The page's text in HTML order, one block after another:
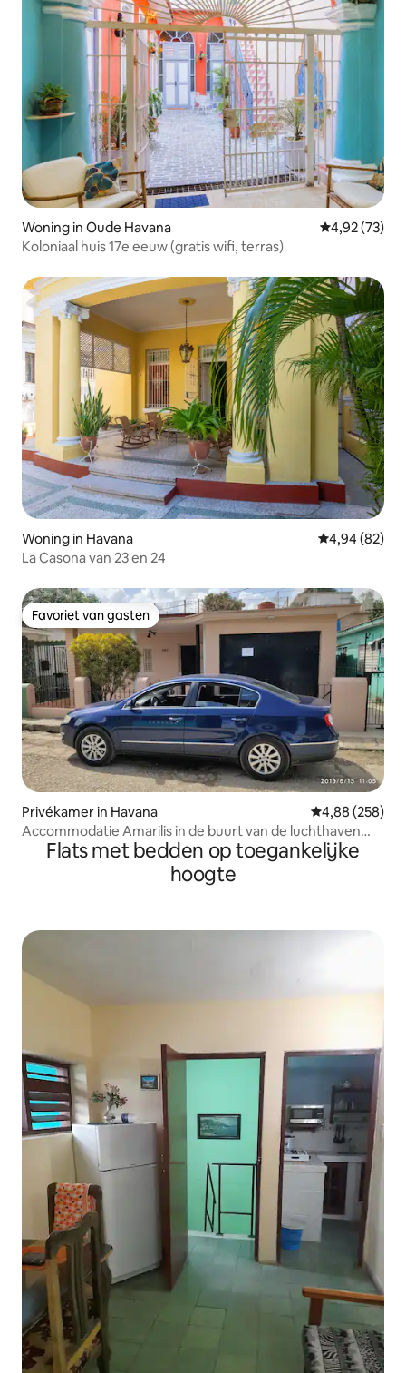
Woning in Oude Havana Gemiddelde
4,92 (73)
Koloniaal huis 17e eeuw (gratis wifi, terras)
Woning in Havana Gemiddelde
4,94 (82)
La Casona van 23 en 24
Favoriet van gasten
Favoriet van gasten
Privékamer in Havana Gemiddelde
4,88 (258)
Accommodatie Amarilis in de buurt van de luchthaven
van Havana
Flats met bedden op toegankelijke
hoogte